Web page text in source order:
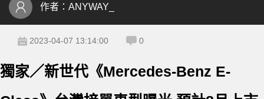
作者： ANYWAY_
2023-04-07 13:14:00 0
獨家／新世代《Mercedes-Benz E-